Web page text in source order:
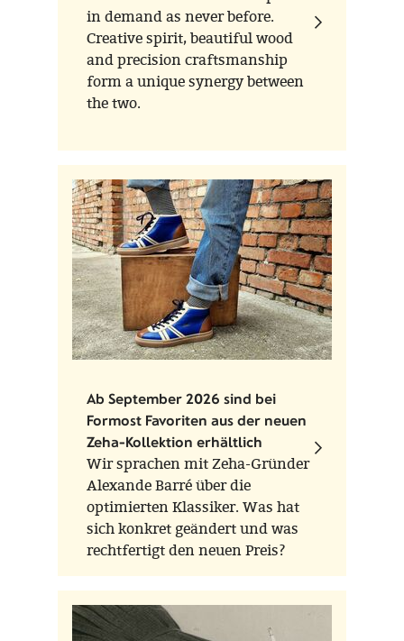
in demand as never before.
Creative spirit, beautiful wood
and precision craftsmanship
form a unique synergy between
the two.
Ab September 2026 sind bei
Formost Favoriten aus der neuen
Zeha-Kollektion erhältlich
Wir sprachen mit Zeha-Gründer
Alexande Barré über die
optimierten Klassiker. Was hat
sich konkret geändert und was
rechtfertigt den neuen Preis?